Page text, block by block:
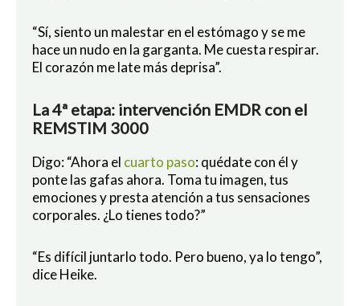
“Sí, siento un malestar en el estómago y se me
hace un nudo en la garganta. Me cuesta respirar.
El corazón me late más deprisa”.
La 4ª etapa: intervención EMDR con el
REMSTIM 3000
Digo: “Ahora el cuarto paso: quédate con él y
ponte las gafas ahora. Toma tu imagen, tus
emociones y presta atención a tus sensaciones
corporales. ¿Lo tienes todo?”
“Es difícil juntarlo todo. Pero bueno, ya lo tengo”,
dice Heike.